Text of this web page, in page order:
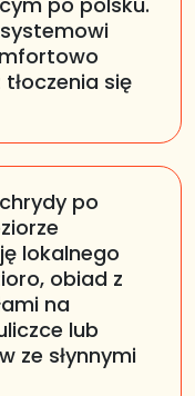
się
po
lokalnego
obiad z
na
lub
ze słynnymi